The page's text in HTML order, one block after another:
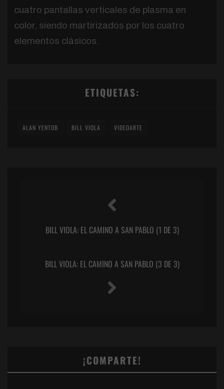
cuatro pantallas verticales de plasma en
color, siendo martirizados por los cuatro
elementos clásicos.
ETIQUETAS:
ALAN YENTOB BILL VIOLA VIDEOARTE
BILL VIOLA: EL CAMINO A SAN PABLO (1 DE 3)
BILL VIOLA: EL CAMINO A SAN PABLO (3 DE 3)
¡COMPARTE!